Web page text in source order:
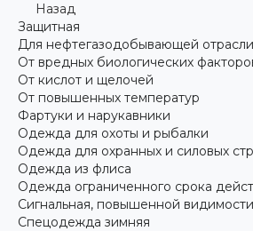
Назад
Защитная
Для нефтегазодобывающей отрасли
От вредных биологических
От кислот и щелочей
От повышенных температур
Фартуки и нарукавники
Одежда для охоты и рыбалки
Одежда для охранных и силовых
Одежда из флиса
Одежда ограниченного срока
Сигнальная, повышенной видимости
Спецодежда зимняя